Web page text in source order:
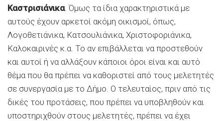
Καστρισιάνικα. Όμως τα ίδια χαρακτηριστικά με
αυτούς έχουν αρκετοί ακόμη οικισμοί, όπως,
Λογοθετιάνικα, Κατσουλιάνικα, Χριστοφοριάνικα,
Καλοκαιρινές κ.α. Το αν επιβάλλεται να προστεθούν
και αυτοί ή να αλλάξουν κάποιοι όροι είναι και αυτό
θέμα που θα πρέπει να καθοριστεί από τους μελετητές
σε συνεργασία με το Δήμο. Ο τελευταίος, πριν από τις
δικές του προτάσεις, που πρέπει να υποβληθούν και
υποστηριχθούν στους μελετητές, πρέπει να έχει